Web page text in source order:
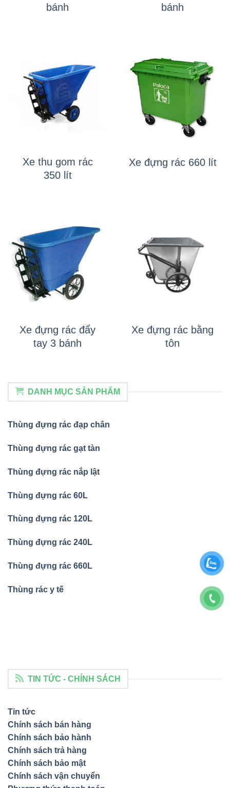
bánh
bánh
Xe thu gom rác
350 lít
Xe đựng rác 660 lít
Xe đựng rác đẩy
tay 3 bánh
Xe đựng rác bằng
tôn
DANH MỤC SẢN PHẨM
Thùng đựng rác đạp chân
Thùng đựng rác gạt tàn
Thùng đựng rác nắp lật
Thùng đựng rác 60L
Thùng đựng rác 120L
Thùng đựng rác 240L
Thùng đựng rác 660L
Thùng rác y tế
TIN TỨC - CHÍNH SÁCH
Tin tức
Chính sách bán hàng
Chính sách bảo hành
Chính sách trả hàng
Chính sách bảo mật
Chính sách vận chuyển